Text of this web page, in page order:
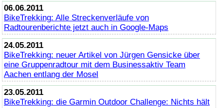
06.06.2011
BikeTrekking: Alle Streckenverläufe von
Radtourenberichte jetzt auch in Google-Maps
24.05.2011
BikeTrekking: neuer Artikel von Jürgen Gensicke über
eine Gruppenradtour mit dem Businessaktiv Team
Aachen entlang der Mosel
23.05.2011
BikeTrekking: die Garmin Outdoor Challenge: Nichts hält